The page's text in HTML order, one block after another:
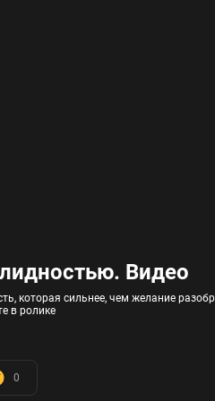
Видео
которая сильнее, чем желание
в ролике
0